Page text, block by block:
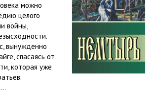
можно
целого
войны,
вынужденно
спасаясь от
которая уже